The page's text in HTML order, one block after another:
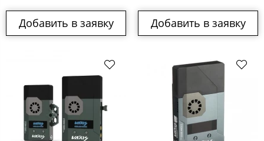
Добавить в заявку Добавить в заявку